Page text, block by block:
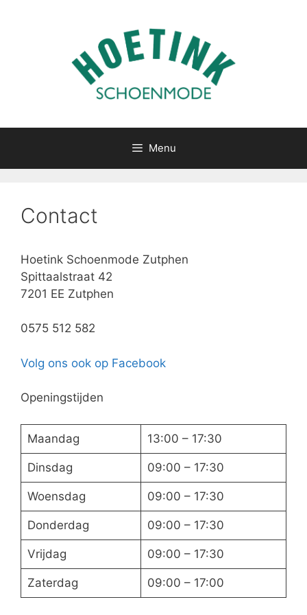
Menu
Contact
Hoetink Schoenmode Zutphen
Spittaalstraat 42
7201 EE Zutphen
0575 512 582
Volg ons ook op Facebook
Openingstijden
Maandag 13:00 – 17:30
Dinsdag 09:00 – 17:30
Woensdag 09:00 – 17:30
Donderdag 09:00 – 17:30
Vrijdag 09:00 – 17:30
Zaterdag 09:00 – 17:00